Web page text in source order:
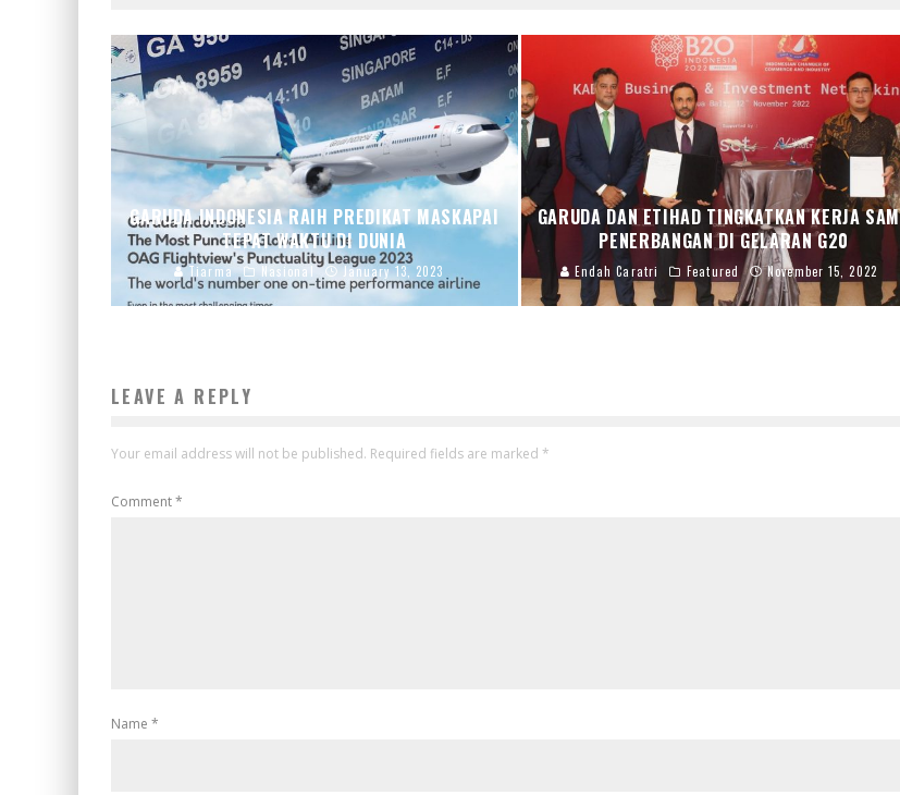
GARUDA INDONESIA RAIH PREDIKAT MASKAPAI
TEPAT WAKTU DI DUNIA
Tiarma Nasional January 13, 2023
GARUDA DAN ETIHAD TINGKATKAN KERJA
PENERBANGAN DI GELARAN G20
Endah Caratri Featured November 15, 2022
LEAVE A REPLY
Your email address will not be published. Required fields are marked *
Comment*
Name *